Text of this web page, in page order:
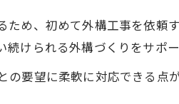
め、初めて外構工事を依頼
けられる外構づくりをサポー
要望に柔軟に対応できる点